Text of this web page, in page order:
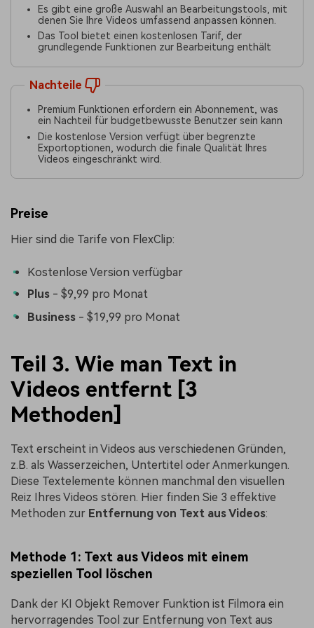
Es gibt eine große Auswahl an Bearbeitungstools, mit
denen Sie Ihre Videos umfassend anpassen können.
Das Tool bietet einen kostenlosen Tarif, der
grundlegende Funktionen zur Bearbeitung enthält
Nachteile
Premium Funktionen erfordern ein Abonnement, was
ein Nachteil für budgetbewusste Benutzer sein kann
Die kostenlose Version verfügt über begrenzte
Exportoptionen, wodurch die finale Qualität Ihres
Videos eingeschränkt wird.
Preise
Hier sind die Tarife von FlexClip:
Kostenlose Version verfügbar
Plus - $9,99 pro Monat
Business - $19,99 pro Monat
Teil 3. Wie man Text in
Videos entfernt [3
Methoden]
Text erscheint in Videos aus verschiedenen Gründen,
z.B. als Wasserzeichen, Untertitel oder Anmerkungen.
Diese Textelemente können manchmal den visuellen
Reiz Ihres Videos stören. Hier finden Sie 3 effektive
Methoden zur Entfernung von Text aus Videos:
Methode 1: Text aus Videos mit einem
speziellen Tool löschen
Dank der KI Objekt Remover Funktion ist Filmora ein
hervorragendes Tool zur Entfernung von Text aus